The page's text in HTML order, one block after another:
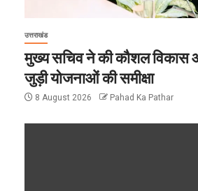
उत्तराखंड
मुख्य सचिव ने की कौशल विकास
जुड़ी योजनाओं की समीक्षा
8 August 2026 Pahad Ka Pathar